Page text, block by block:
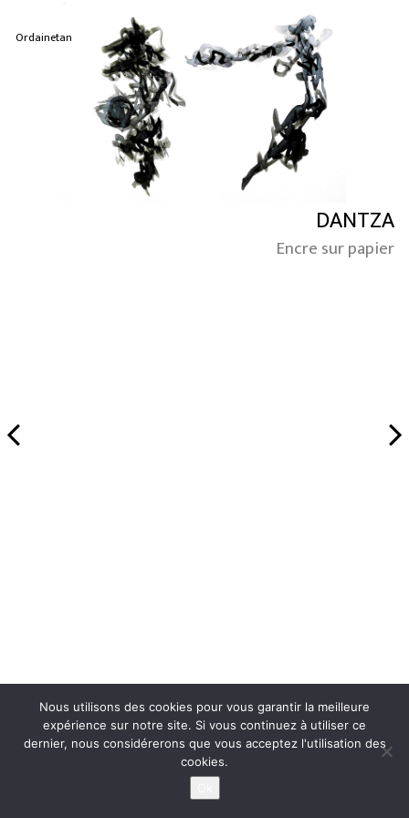
Ordainetan
DANTZA
Encre sur papier
Nous utilisons des cookies pour vous garantir la meilleure
expérience sur notre site. Si vous continuez à utiliser ce
dernier, nous considérerons que vous acceptez l'utilisation des
cookies.